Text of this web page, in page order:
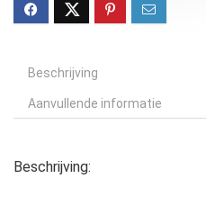
Beschrijving
Aanvullende informatie
Beschrijving: